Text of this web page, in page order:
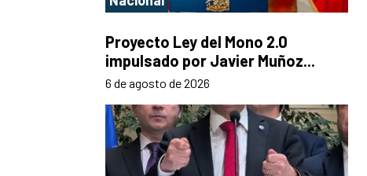
Proyecto Ley del Mono 2.0
impulsado por Javier Muñoz...
6 de agosto de 2026